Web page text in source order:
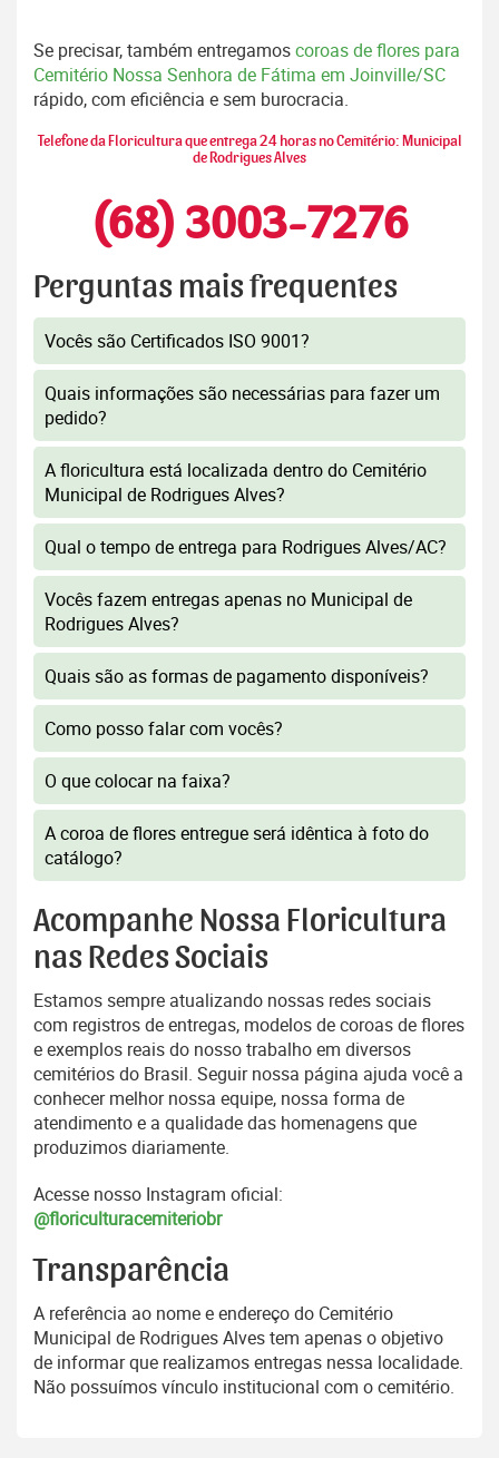
Se precisar, também entregamoscoroas de flores para
Cemitério Nossa Senhora de Fátima em Joinville/SC
rápido, com eficiência e sem burocracia.
Telefone da Floricultura que entrega 24 horas no Cemitério: Municipal
de Rodrigues Alves
(68) 3003-7276
Perguntas mais frequentes
Vocês são Certificados ISO 9001?
Quais informações são necessárias para fazer um
pedido?
A floricultura está localizada dentro do Cemitério
Municipal de Rodrigues Alves?
Qual o tempo de entrega para Rodrigues Alves/AC?
Vocês fazem entregas apenas no Municipal de
Rodrigues Alves?
Quais são as formas de pagamento disponíveis?
Como posso falar com vocês?
O que colocar na faixa?
A coroa de flores entregue será idêntica à foto do
catálogo?
Acompanhe Nossa Floricultura
nas Redes Sociais
Estamos sempre atualizando nossas redes sociais
com registros de entregas, modelos de coroas de flores
e exemplos reais do nosso trabalho em diversos
cemitérios do Brasil. Seguir nossa página ajuda você a
conhecer melhor nossa equipe, nossa forma de
atendimento e a qualidade das homenagens que
produzimos diariamente.
Acesse nosso Instagram oficial:
@floriculturacemiteriobr
Transparência
A referência ao nome e endereço do Cemitério
Municipal de Rodrigues Alves tem apenas o objetivo
de informar que realizamos entregas nessa localidade.
Não possuímos vínculo institucional com o cemitério.